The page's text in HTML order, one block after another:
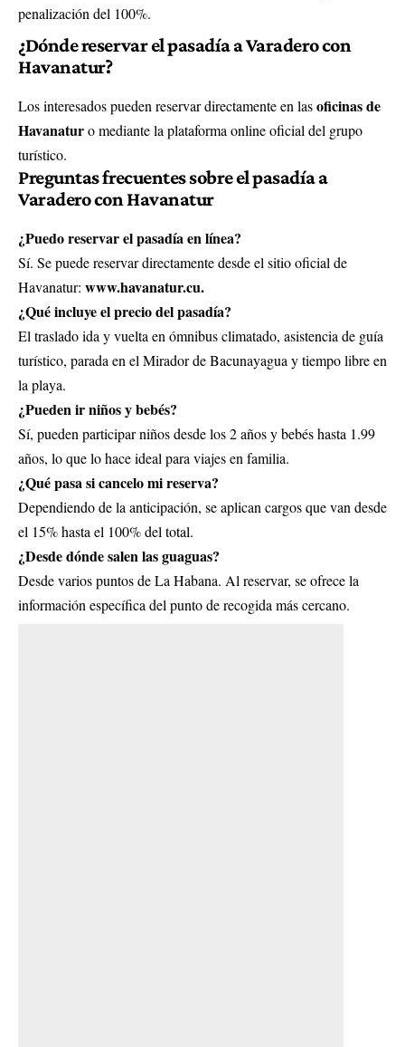
penalización del 100%.
¿Dónde reservar el pasadía a Varadero con
Havanatur?
Los interesados pueden reservar directamente en lasoficinas de
Havanaturo mediante la plataforma onlineoficial del grupo
turístico.
Preguntas frecuentes sobre el pasadía a
Varadero con Havanatur
¿Puedo reservar el pasadía en línea?
Sí. Se puede reservar directamente desde el sitio oficial de
Havanatur: www.havanatur.cu.
¿Qué incluye el precio del pasadía?
El traslado ida y vuelta en ómnibus climatado, asistencia de guía
turístico, parada en el Mirador de Bacunayagua y tiempo libre en
la playa.
¿Pueden ir niños y bebés?
Sí, pueden participar niños desde los 2 años y bebés hasta 1.99
años, lo que lo hace ideal para viajes en familia.
¿Qué pasa si cancelo mi reserva?
Dependiendo de la anticipación, se aplican cargos que van desde
el 15% hasta el 100% del total.
¿Desde dónde salen las guaguas?
Desde varios puntos de La Habana. Al reservar, se ofrece la
información específica del punto de recogida más cercano.